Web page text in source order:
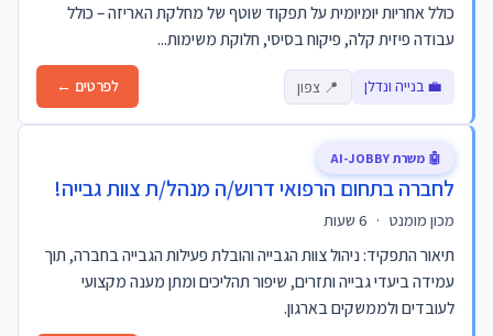
כולל אחריות יומיומית על תפקוד שוטף של מחלקת האריזה – כולל
עבודה פיזית קלה, פיקוח בסיסי, חלוקת משימות...
💼 בנייה ונדלן 📍 צפון לפרטים ←
לחברה בתחום הרפואי דרוש/ה מנהל/ת צוות גבייה!
מכון מומנט ·
תיאור התפקיד: ניהול צוות הגבייה והובלת פעילות הגבייה בחברה, תוך
עמידה ביעדי גבייה ותזרים, שיפור תהליכים ומתן מענה מקצועי
לעובדים ולממשקים בארגון.
🤖 משרת AI-JOBBY